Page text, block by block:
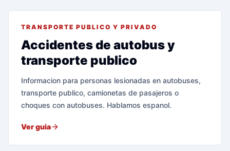
TRANSPORTE PUBLICO Y PRIVADO
Accidentes de autobus y
transporte publico
Informacion para personas lesionadas en autobuses,
transporte publico, camionetas de pasajeros o
choques con autobuses. Hablamos espanol.
Ver guia